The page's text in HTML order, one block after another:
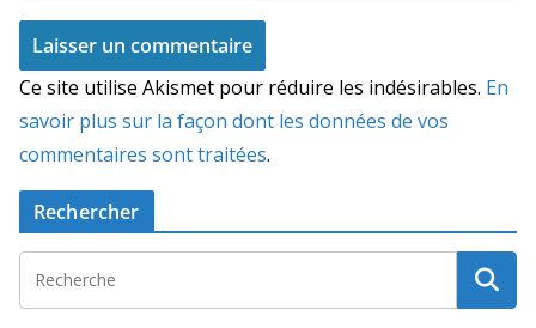
Ce site utilise Akismet pour réduire les indésirables. En
savoir plus sur la façon dont les données de vos
commentaires sont traitées.
Rechercher